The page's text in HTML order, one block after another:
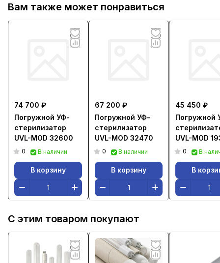
Вам также может понравиться
74 700 ₽
Погружной УФ-
стерилизатор
UVL-MOD 32600
0 В наличии
В корзину
67 200 ₽
Погружной УФ-
стерилизатор
UVL-MOD 32470
0 В наличии
В корзину
45 450 ₽
Погружной
UVL-MOD
0 В
В
С этим товаром покупают